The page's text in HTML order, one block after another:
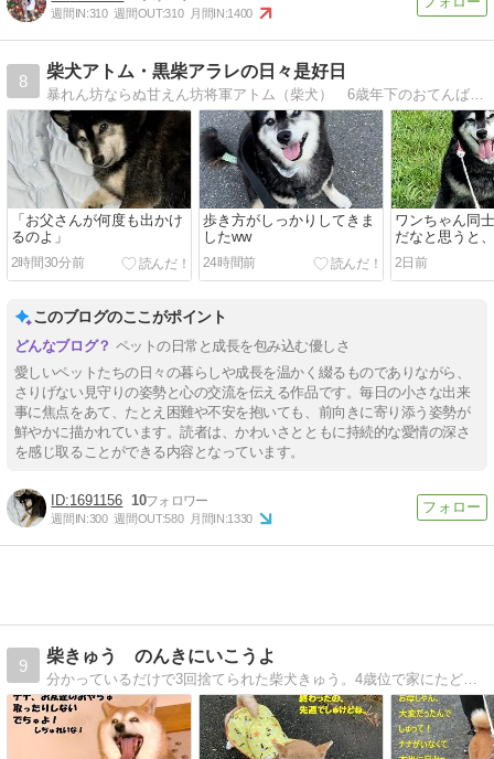
週間IN:310 週間OUT:310 月間IN:1400
8
柴犬アトム・黒柴アラレの日々是好日
暴れん坊ならぬ甘えん坊将軍アトム（柴犬） 6歳年下のおてんば妻のアラレ(黒柴)を迎えて絶好調な日々をお伝えしていきます。相変わらず、仕事も忙しいため記事がアップ…
「お父さんが何度も出かけ
るのよ」
2時間30分前
歩き方がしっかりしてきま
したww
24時間前
ワンちゃん同
だなと思うと
入るのは元気
ないアラレww
2日前
このブログのここがポイント
ペットの日常と成長を包み込む優しさ
愛しいペットたちの日々の暮らしや成長を温かく綴るものでありながら、
さりげない見守りの姿勢と心の交流を伝える作品です。毎日の小さな出来
事に焦点をあて、たとえ困難や不安を抱いても、前向きに寄り添う姿勢が
鮮やかに描かれています。読者は、かわいさとともに持続的な愛情の深さ
を感じ取ることができる内容となっています。
1691156 10
週間IN:300 週間OUT:580 月間IN:1330
9
柴きゅう のんきにいこうよ
分かっているだけで3回捨てられた柴犬きゅう。4歳位で家にたどり着きました。子犬じゃないと懐かない？今では本当の家族です。